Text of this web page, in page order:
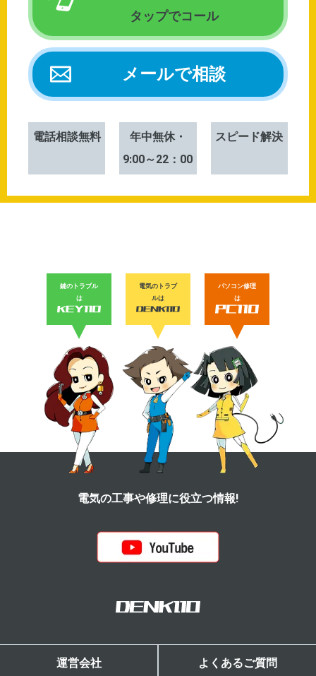
メールで相談
電話相談無料
年中無休・
9:00～22：00
スピード解決
鍵のトラブル
は
電気のトラブ
ルは
パソコン修理
は
電気の工事や修理に役立つ情報!
運営会社 よくあるご質問